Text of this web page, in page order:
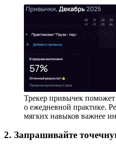
Трекер привычек поможет
о ежедневной практике.
мягких навыков важнее
2. Запрашивайте